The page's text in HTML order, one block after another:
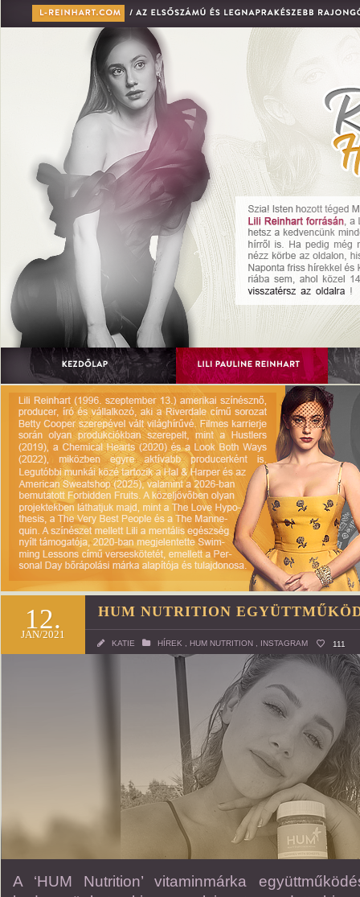
12.
JAN/2021
HUM NUTRITION
KATIE HÍREK HUM NUTRITION INSTAGRAM 111
A ‘HUM Nutrition’ vitaminmárka